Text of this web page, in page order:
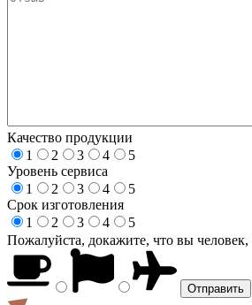
Качество продукции
1
2 3 4
5
Уровень сервиса
1
2 3 4
5
Срок изготовления
1
2 3 4
5
Пожалуйста, докажите, что вы человек,